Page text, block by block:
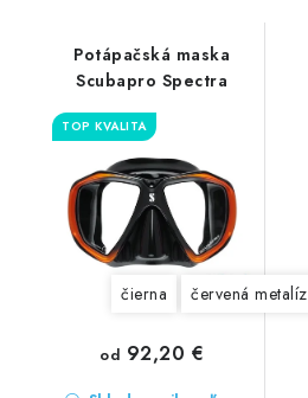
Potápačská maska
Scubapro Spectra
TOP KVALITA
čierna červená
od 92,20 €